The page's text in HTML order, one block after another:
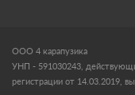
ООО 4 карапузика
УНП - 591030243,
регистрации от 14.03.2019,